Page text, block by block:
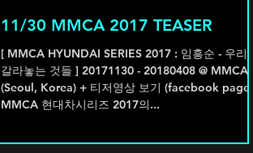
11/30 MMCA 2017 TEASER
[ MMCA HYUNDAI SERIES 2017 : 임흥순 - 우리를
갈라놓는 것들 ] 20171130 - 20180408 @ MMCA
(Seoul, Korea) + 티저영상 보기 (facebook page) -
MMCA 현대차시리즈 2017의...